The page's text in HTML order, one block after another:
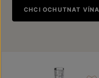
CHCI OCHUTNAT VÍNA